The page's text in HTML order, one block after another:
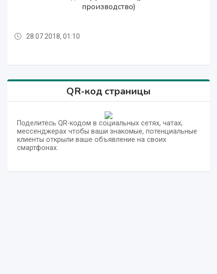
производство)
производство)
производство)
28.07.2018, 01:10
производство)
QR-код страницы
Поделитесь QR-кодом в социальных сетях, чатах,
мессенджерах чтобы ваши знакомые, потенциальные
клиенты открыли ваше объявление на своих
смартфонах.